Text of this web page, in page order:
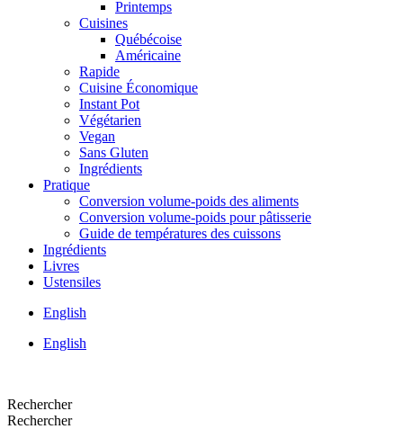
Printemps
Cuisines
Québécoise
Américaine
Rapide
Cuisine Économique
Instant Pot
Végétarien
Vegan
Sans Gluten
Ingrédients
Pratique
Conversion volume-poids des aliments
Conversion volume-poids pour pâtisserie
Guide de températures des cuissons
Ingrédients
Livres
Ustensiles
English
English
Rechercher
Rechercher